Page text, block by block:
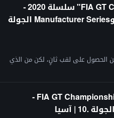
"FIA GT Championships" سلسلة 2020 -
المرحلة 2 | Nations Cup وManufacturer Series الجولة
الحصول على لقب ثانٍ، لكن من الذي
سلسلة سباقات FIA GT Championships 2020 -